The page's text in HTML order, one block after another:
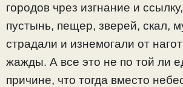
городов чрез изгнание и
пустынь, пещер, зверей, скал,
страдали и изнемогали от
жажды. А все это не по той ли
причине, что тогда вместо